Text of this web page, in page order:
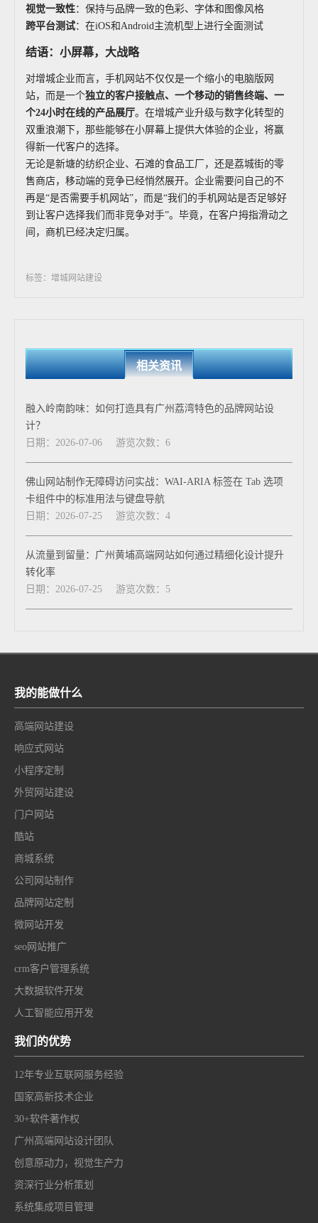
视觉一致性：保持与品牌一致的色彩、字体和图像风格
跨平台测试：在iOS和Android主流机型上进行全面测试
结语：小屏幕，大战略
对增城企业而言，手机网站不仅仅是一个缩小的电脑版网
站，而是一个独立的客户接触点、一个移动的销售终端、一
个24小时在线的产品展厅。在增城产业升级与数字化转型的
双重浪潮下，那些能够在小屏幕上提供大体验的企业，将赢
得新一代客户的选择。
无论是新塘的纺织企业、石滩的食品工厂，还是荔城街的零
售商店，移动端的竞争已经悄然展开。企业需要问自己的不
再是“是否需要手机网站”，而是“我们的手机网站是否足够好
到让客户选择我们而非竞争对手”。毕竟，在客户拇指滑动之
间，商机已经决定归属。
标签：增城网站建设
相关资讯
融入岭南韵味：如何打造具有广州荔湾特色的品牌网站设
计？
日期：2026-07-06
游览次数：6
佛山网站制作无障碍访问实战：WAI-ARIA 标签在 Tab 选项
卡组件中的标准用法与键盘导航
日期：2026-07-25
游览次数：4
从流量到留量：广州黄埔高端网站如何通过精细化设计提升
转化率
日期：2026-07-25
游览次数：5
我的能做什么
高端网站建设
响应式网站
小程序定制
外贸网站建设
门户网站
酷站
商城系统
公司网站制作
品牌网站定制
微网站开发
seo网站推广
crm客户管理系统
大数据软件开发
人工智能应用开发
我们的优势
12年专业互联网服务经验
国家高新技术企业
30+软件著作权
广州高端网站设计团队
创意原动力，视觉生产力
资深行业分析策划
系统集成项目管理